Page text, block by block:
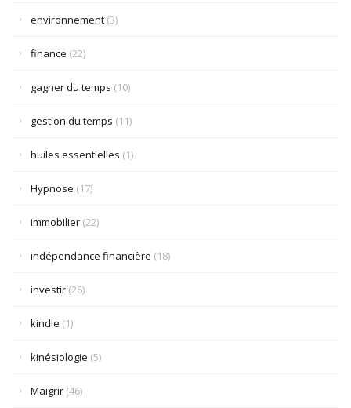
environnement (3)
finance (22)
gagner du temps (10)
gestion du temps (11)
huiles essentielles (1)
Hypnose (17)
immobilier (22)
indépendance financière (18)
investir (26)
kindle (1)
kinésiologie (5)
Maigrir (46)